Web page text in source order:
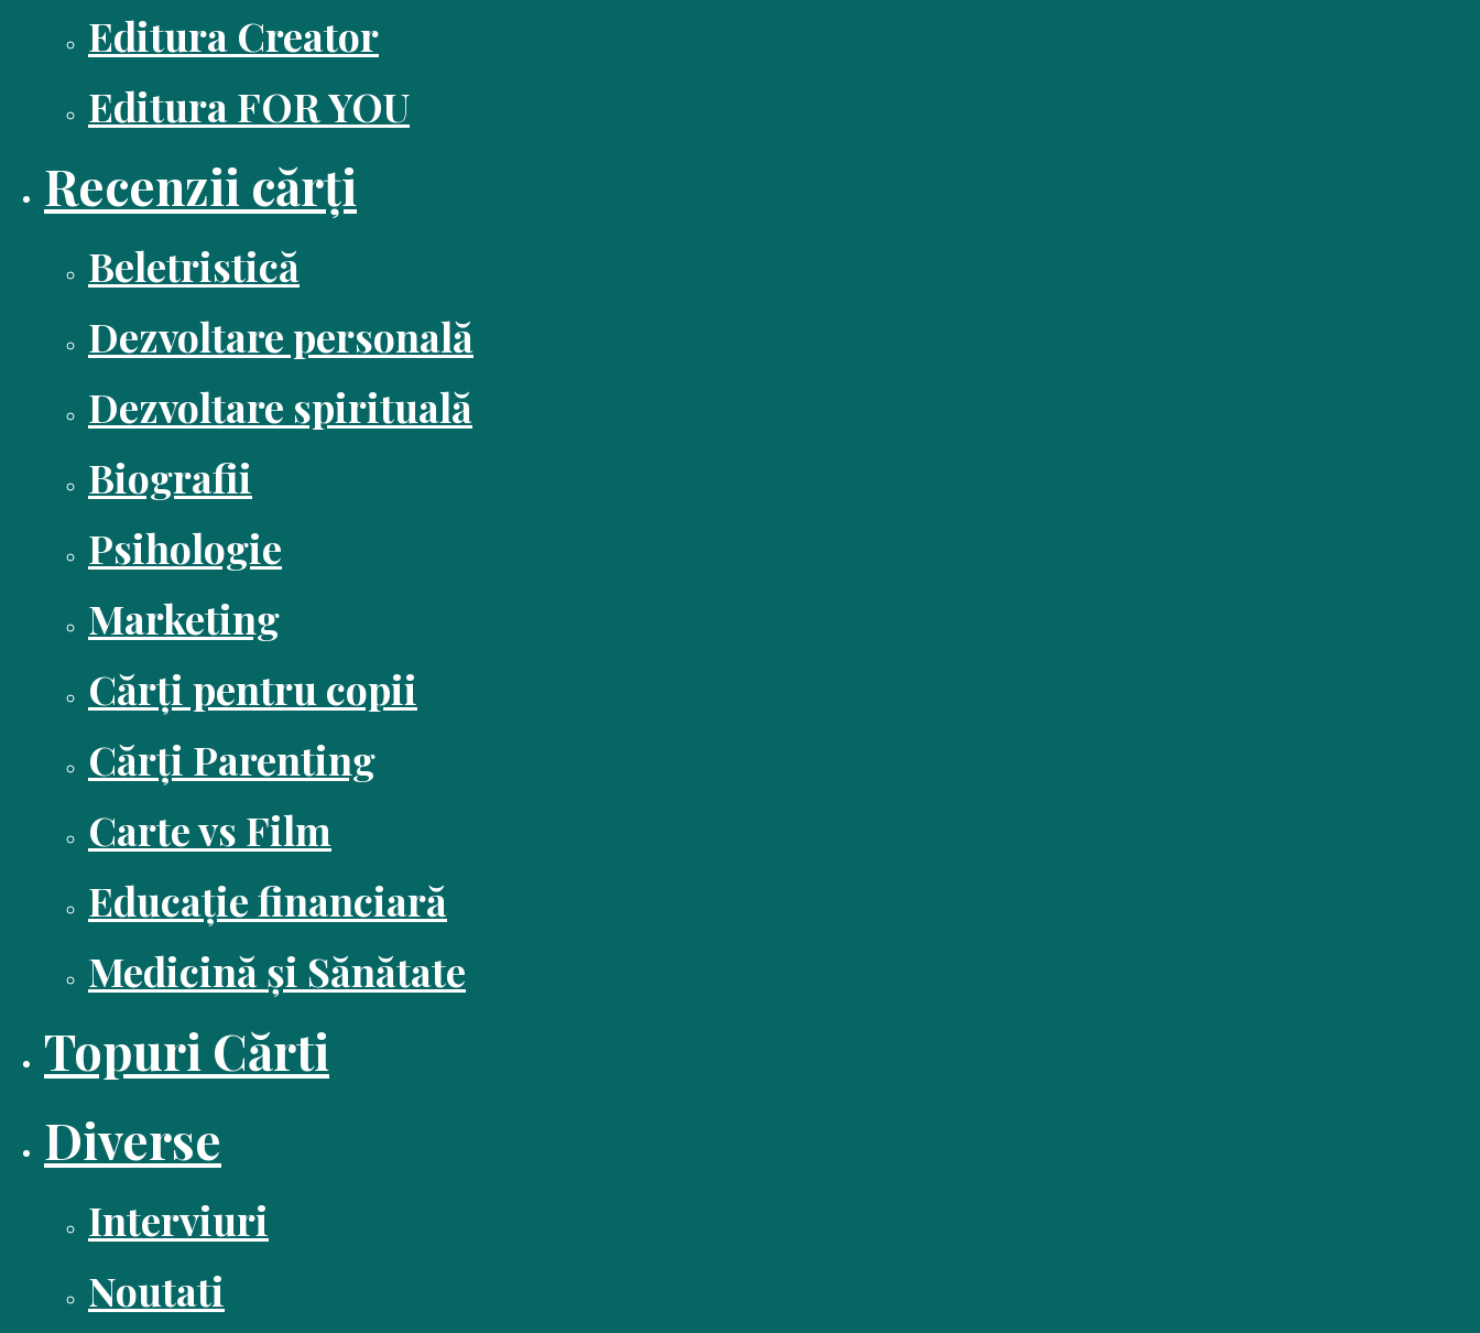
Editura Creator
Editura FOR YOU
Recenzii cărți
Beletristică
Dezvoltare personală
Dezvoltare spirituală
Biografii
Psihologie
Marketing
Cărți pentru copii
Cărți Parenting
Carte vs Film
Educație financiară
Medicină și Sănătate
Topuri Cărti
Diverse
Interviuri
Noutati